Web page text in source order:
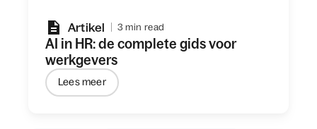
Artikel 3 min read
AI in HR: de complete gids voor
werkgevers
Lees meer